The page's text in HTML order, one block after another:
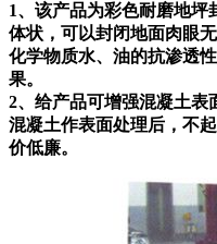
1、该产品为彩色耐磨地
体状，可以封闭地面肉眼
化学物质水、油的抗渗透
果。
2、给产品可增强混凝土表
混凝土作表面处理后，不
价低廉。